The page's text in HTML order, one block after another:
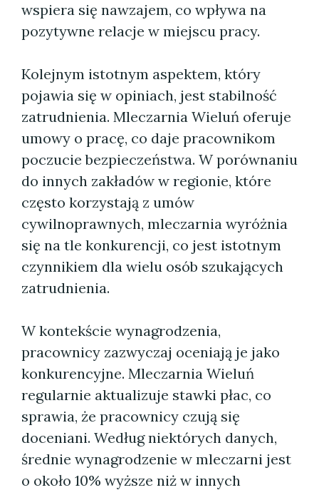
wspiera się nawzajem, co wpływa na
pozytywne relacje w miejscu pracy.
Kolejnym istotnym aspektem, który
pojawia się w opiniach, jest stabilność
zatrudnienia. Mleczarnia Wieluń oferuje
umowy o pracę, co daje pracownikom
poczucie bezpieczeństwa. W porównaniu
do innych zakładów w regionie, które
często korzystają z umów
cywilnoprawnych, mleczarnia wyróżnia
się na tle konkurencji, co jest istotnym
czynnikiem dla wielu osób szukających
zatrudnienia.
W kontekście wynagrodzenia,
pracownicy zazwyczaj oceniają je jako
konkurencyjne. Mleczarnia Wieluń
regularnie aktualizuje stawki płac, co
sprawia, że pracownicy czują się
doceniani. Według niektórych danych,
średnie wynagrodzenie w mleczarni jest
o około 10% wyższe niż w innych